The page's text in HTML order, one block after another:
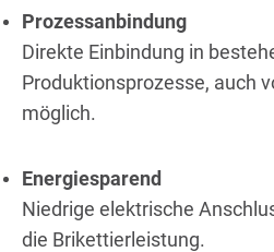
Prozessanbindung
Direkte Einbindung in
Produktionsprozesse, auch
möglich.
Energiesparend
Niedrige elektrische
die Brikettierleistung.